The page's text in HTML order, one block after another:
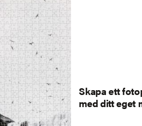
Skapa ett
med ditt eget